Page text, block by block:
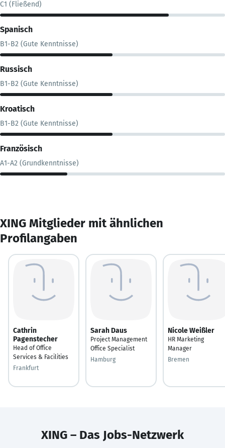
C1 (Fließend)
Spanisch
B1-B2 (Gute Kenntnisse)
Russisch
B1-B2 (Gute Kenntnisse)
Kroatisch
B1-B2 (Gute Kenntnisse)
Französisch
A1-A2 (Grundkenntnisse)
XING Mitglieder mit ähnlichen
Profilangaben
Cathrin
Pagenstecher
Head of Office
Services & Facilities
Frankfurt
Sarah Daus
Project Management
Office Specialist
Hamburg
Nicole Weißler
HR Marketing
Manager
Bremen
XING – Das Jobs-Netzwerk